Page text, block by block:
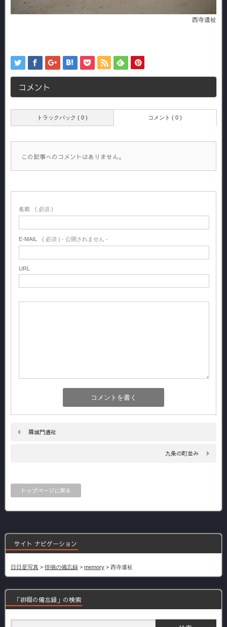
西寺遺祉
コメント
トラックバック ( 0 ) コメント ( 0 )
この記事へのコメントはありません。
名前 ( 必須 )
E-MAIL ( 必須 ) - 公開されません -
URL
羅城門遺祉
九条の町並み
トップページに戻る
サイト ナビゲーション
日日是写真 > 徘徊の備忘録 > memory > 西寺遺祉
「徘徊の備忘録」の検索